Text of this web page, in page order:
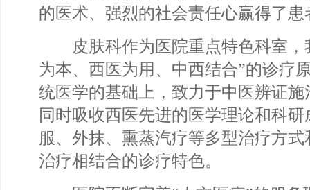
的医术、强烈的社会责任心赢得了
皮肤科作为医院重点特色科室，
为本、西医为用、中西结合”的诊疗
统医学的基础上，致力于中医辨证
同时吸收西医先进的医学理论和科
服、外抹、熏蒸汽疗等多型治疗方
治疗相结合的诊疗特色。